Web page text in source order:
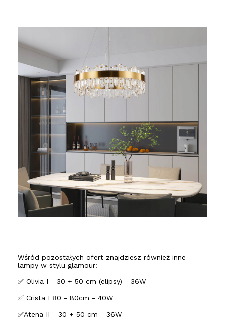
Wśród pozostałych ofert znajdziesz również inne
lampy w stylu glamour:
✅ Olivia I - 30 + 50 cm (elipsy) - 36W
✅ Crista E80 - 80cm - 40W
✅Atena II - 30 + 50 cm - 36W